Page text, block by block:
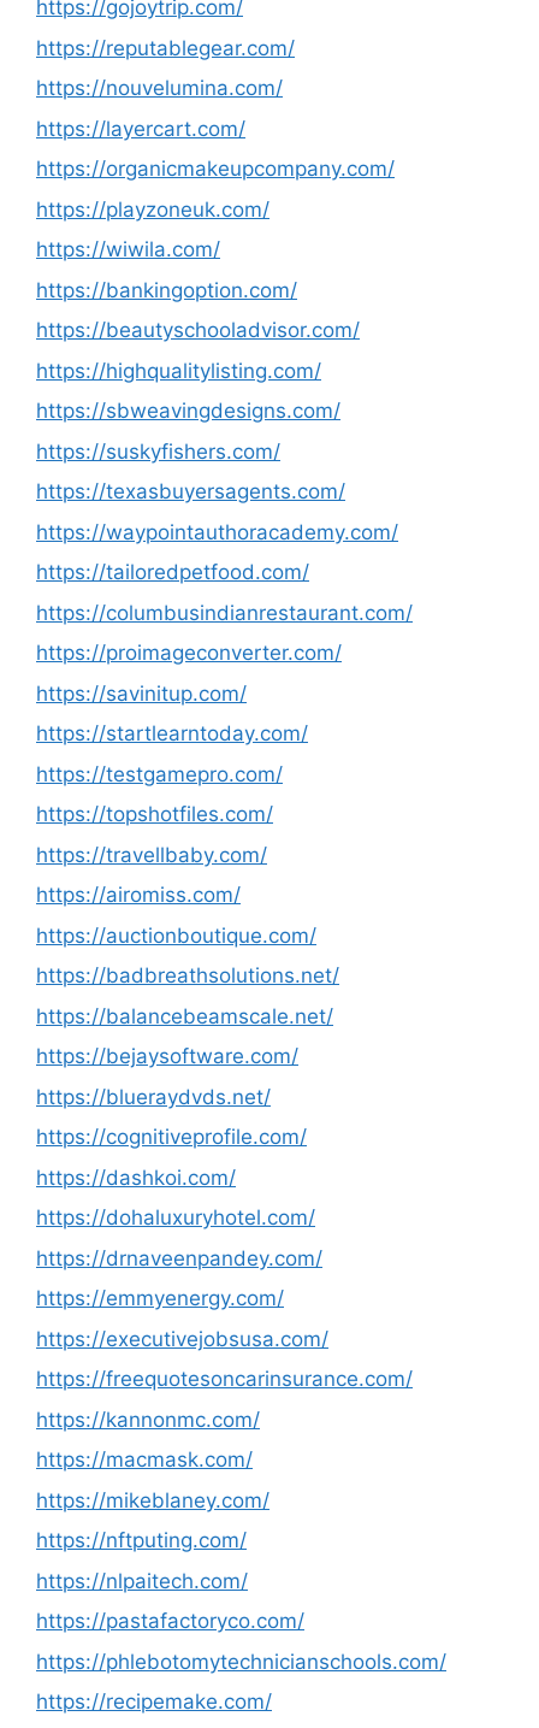
https://gojoytrip.com/
https://reputablegear.com/
https://nouvelumina.com/
https://layercart.com/
https://organicmakeupcompany.com/
https://playzoneuk.com/
https://wiwila.com/
https://bankingoption.com/
https://beautyschooladvisor.com/
https://highqualitylisting.com/
https://sbweavingdesigns.com/
https://suskyfishers.com/
https://texasbuyersagents.com/
https://waypointauthoracademy.com/
https://tailoredpetfood.com/
https://columbusindianrestaurant.com/
https://proimageconverter.com/
https://savinitup.com/
https://startlearntoday.com/
https://testgamepro.com/
https://topshotfiles.com/
https://travellbaby.com/
https://airomiss.com/
https://auctionboutique.com/
https://badbreathsolutions.net/
https://balancebeamscale.net/
https://bejaysoftware.com/
https://blueraydvds.net/
https://cognitiveprofile.com/
https://dashkoi.com/
https://dohaluxuryhotel.com/
https://drnaveenpandey.com/
https://emmyenergy.com/
https://executivejobsusa.com/
https://freequotesoncarinsurance.com/
https://kannonmc.com/
https://macmask.com/
https://mikeblaney.com/
https://nftputing.com/
https://nlpaitech.com/
https://pastafactoryco.com/
https://phlebotomytechnicianschools.com/
https://recipemake.com/